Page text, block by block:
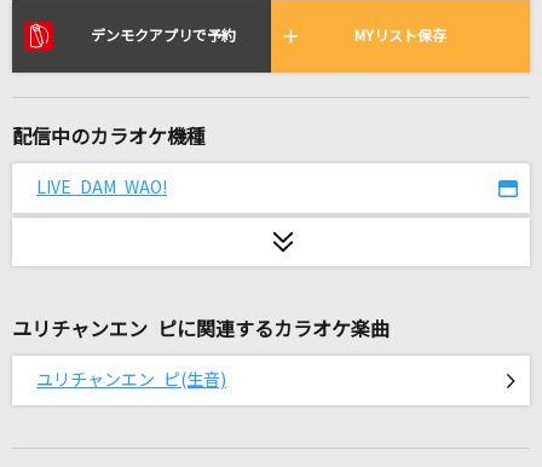
リアルタイムで歌われている曲の一覧
15の夜
天国
くつずれ
松田亮治
[生音]LOVE LOVE LOVE(ビデオクリップバージ
デンモクアプリで予約 MYリスト保存
配信中のカラオケ機種
LIVE DAM WAO!
ユリチャンエン ピに関連するカラオケ楽曲
ユリチャンエン ピ(生音)